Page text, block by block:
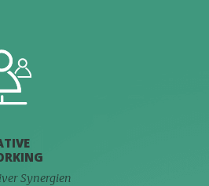
Synergien